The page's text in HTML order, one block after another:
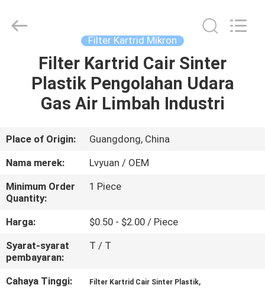
RUMAH
PRODUK
TENTANG
KAMI
TUR
PABRIK
KONTROL
KUALITAS
Copyright
Filter Kartrid Mikron
Filter Kartrid Cair Sinter
Plastik Pengolahan Udara
Gas Air Limbah Industri
Place of Origin:
Guangdong, China
Nama merek:
Lvyuan / OEM
Minimum Order
Quantity:
1 Piece
Harga:
$0.50 - $2.00 / Piece
Syarat-syarat
pembayaran:
T / T
Cahaya Tinggi: Filter Kartrid Cair Sinter Plastik,